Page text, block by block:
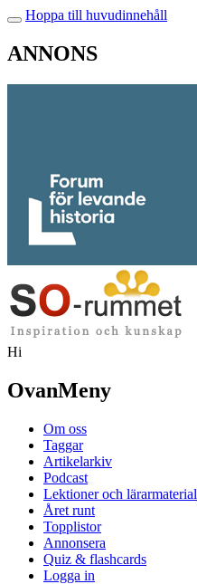
Hoppa till huvudinnehåll
ANNONS
Hi
OvanMeny
Om oss
Taggar
Artikelarkiv
Podcast
Lektioner och lärarmaterial
Året runt
Topplistor
Annonsera
Quiz & flashcards
Logga in